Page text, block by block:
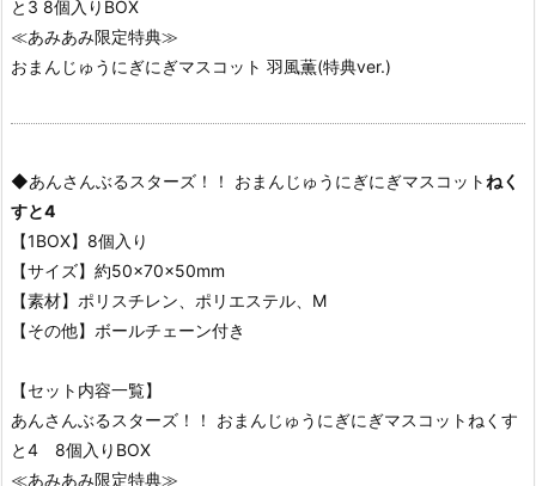
と3 8個入りBOX
≪あみあみ限定特典≫
おまんじゅうにぎにぎマスコット 羽風薫(特典ver.)
◆あんさんぶるスターズ！！ おまんじゅうにぎにぎマスコットねく
すと4
【1BOX】8個入り
【サイズ】約50×70×50mm
【素材】ポリスチレン、ポリエステル、M
【その他】ボールチェーン付き
【セット内容一覧】
あんさんぶるスターズ！！ おまんじゅうにぎにぎマスコットねくす
と4 8個入りBOX
≪あみあみ限定特典≫